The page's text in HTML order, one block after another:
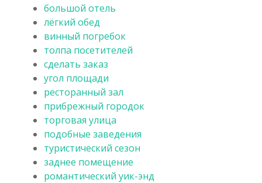
большой отель
лёгкий обед
винный погребок
толпа посетителей
сделать заказ
угол площади
ресторанный зал
прибрежный городок
торговая улица
подобные заведения
туристический сезон
заднее помещение
романтический уик-энд